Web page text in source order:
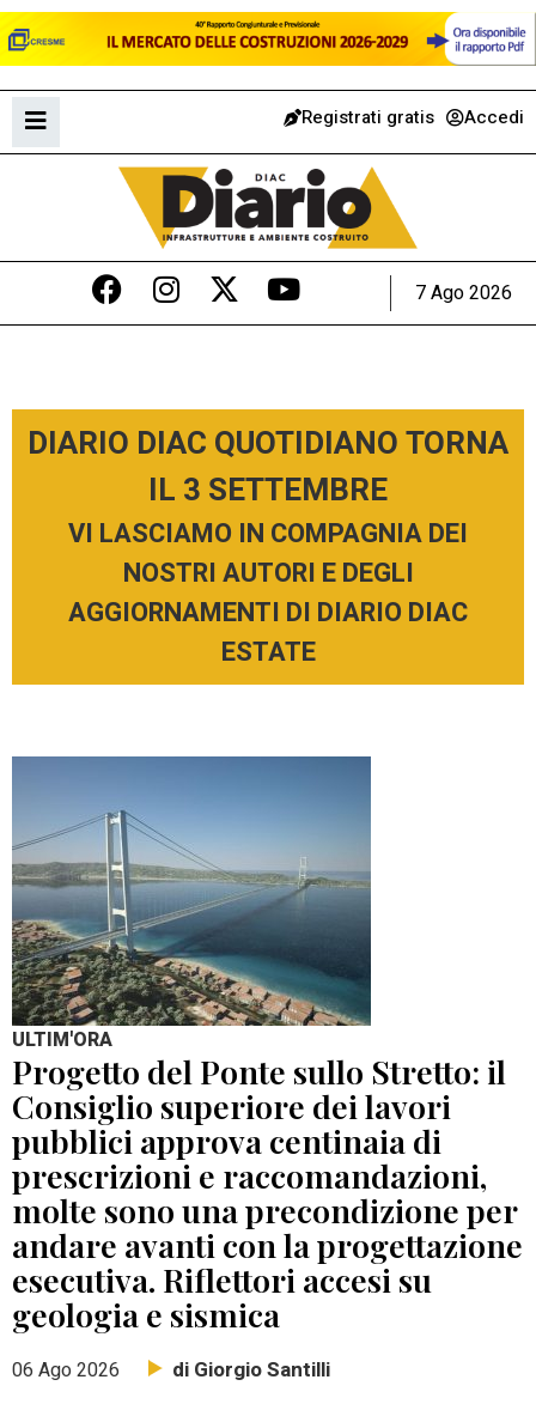
Registrati gratis Accedi
7 Ago 2026
DIARIO DIAC QUOTIDIANO TORNA
IL 3 SETTEMBRE
VI LASCIAMO IN COMPAGNIA DEI
NOSTRI AUTORI E DEGLI
AGGIORNAMENTI DI DIARIO DIAC
ESTATE
ULTIM'ORA
Progetto del Ponte sullo Stretto: il
Consiglio superiore dei lavori
pubblici approva centinaia di
prescrizioni e raccomandazioni,
molte sono una precondizione per
andare avanti con la progettazione
esecutiva. Riflettori accesi su
geologia e sismica
06 Ago 2026 di Giorgio Santilli